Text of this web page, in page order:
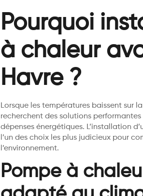
Pourquoi
à chaleur
Havre ?
Lorsque les températures baissent sur
recherchent des solutions
dépenses énergétiques. L’installation
l’un des choix les plus judicieux pour
l’environnement.
Pompe à